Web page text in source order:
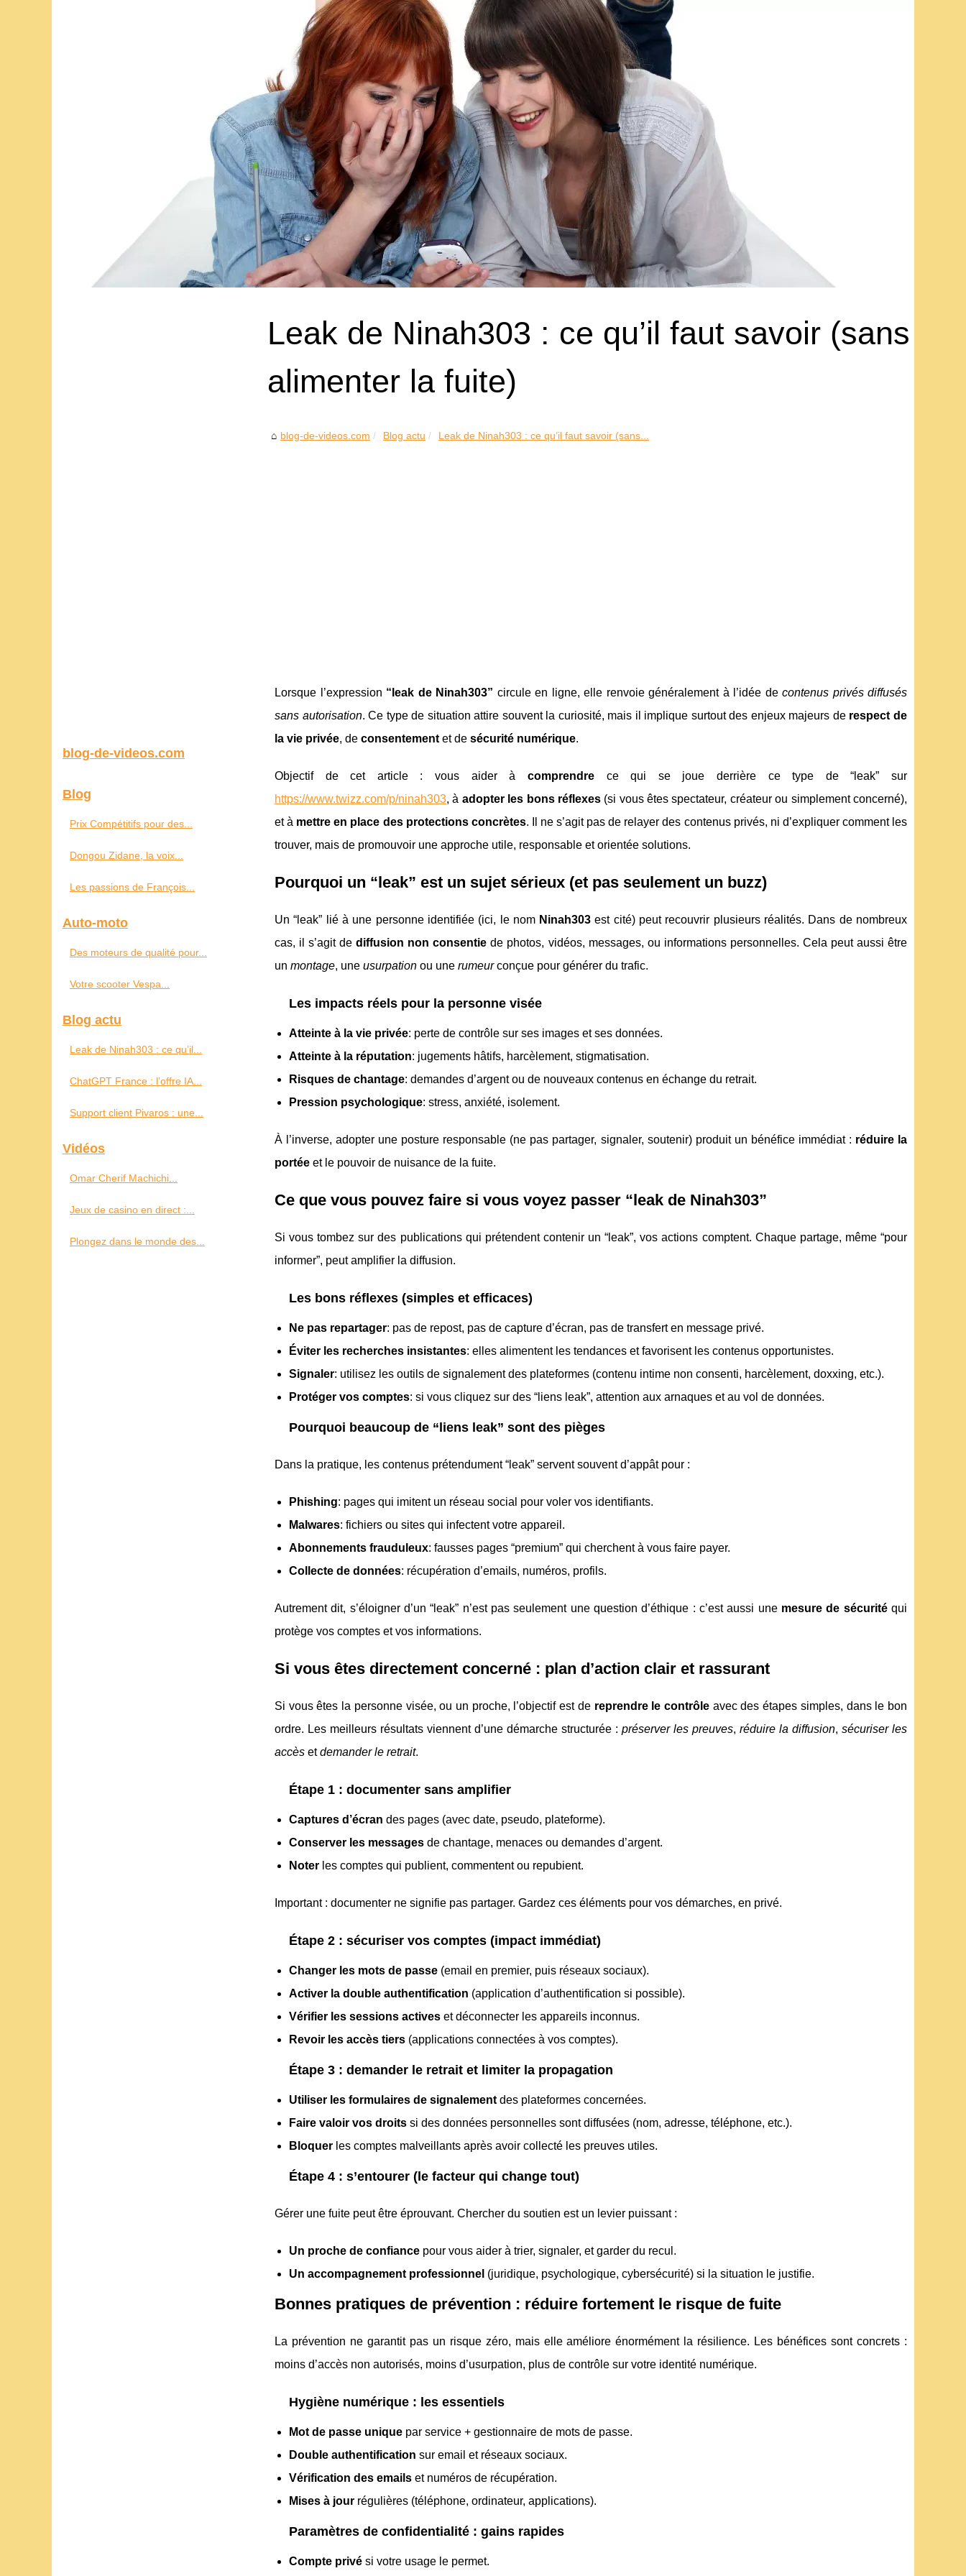
Leak de Ninah303 : ce qu’il faut savoir (sans
alimenter la fuite)
blog-de-videos.com Blog actu Leak de Ninah303 : ce qu’il faut savoir (sans...
Lorsque l’expression “leak de Ninah303” circule en ligne, elle renvoie généralement à l’idée de contenus privés diffusés
sans autorisation. Ce type de situation attire souvent la curiosité, mais il implique surtout des enjeux majeurs de respect de
la vie privée, de consentement et de sécurité numérique.
Objectif de cet article : vous aider à comprendrece qui se joue derrière ce type de “leak” sur
https://www.twizz.com/p/ninah303, à adopter les bons réflexes(si vous êtes spectateur, créateur ou simplement concerné),
et à mettre en place des protections concrètes. Il ne s’agit pas de relayer des contenus privés, ni d’expliquer comment les
trouver, mais de promouvoir une approche utile, responsable et orientée solutions.
Pourquoi un “leak” est un sujet sérieux (et pas seulement un buzz)
Un “leak” lié à une personne identifiée (ici, le nom Ninah303 est cité) peut recouvrir plusieurs réalités. Dans de nombreux
cas, il s’agit dediffusion non consentie de photos, vidéos, messages, ou informations personnelles. Cela peut aussi être
un montage, une usurpation ou une rumeurconçue pour générer du trafic.
Les impacts réels pour la personne visée
Atteinte à la vie privée: perte de contrôle sur ses images et ses données.
Atteinte à la réputation: jugements hâtifs, harcèlement, stigmatisation.
Risques de chantage: demandes d’argent ou de nouveaux contenus en échange du retrait.
Pression psychologique: stress, anxiété, isolement.
À l’inverse, adopter une posture responsable (ne pas partager, signaler, soutenir) produit un bénéfice immédiat : réduire la
portée et le pouvoir de nuisance de la fuite.
Ce que vous pouvez faire si vous voyez passer “leak de Ninah303”
Si vous tombez sur des publications qui prétendent contenir un “leak”, vos actions comptent. Chaque partage, même “pour
informer”, peut amplifier la diffusion.
Les bons réflexes (simples et efficaces)
Ne pas repartager: pas de repost, pas de capture d’écran, pas de transfert en message privé.
Éviter les recherches insistantes: elles alimentent les tendances et favorisent les contenus opportunistes.
Signaler: utilisez les outils de signalement des plateformes (contenu intime non consenti, harcèlement, doxxing, etc.).
Protéger vos comptes: si vous cliquez sur des “liens leak”, attention aux arnaques et au vol de données.
Pourquoi beaucoup de “liens leak” sont des pièges
Dans la pratique, les contenus prétendument “leak” servent souvent d’appât pour :
Phishing: pages qui imitent un réseau social pour voler vos identifiants.
Malwares: fichiers ou sites qui infectent votre appareil.
Abonnements frauduleux: fausses pages “premium” qui cherchent à vous faire payer.
Collecte de données: récupération d’emails, numéros, profils.
Autrement dit, s’éloigner d’un “leak” n’est pas seulement une question d’éthique : c’est aussi une mesure de sécuritéqui
protège vos comptes et vos informations.
Si vous êtes directement concerné : plan d’action clair et rassurant
Si vous êtes la personne visée, ou un proche, l’objectif est de reprendre le contrôle avec des étapes simples, dans le bon
ordre. Les meilleurs résultats viennent d’une démarche structurée : préserver les preuves, réduire la diffusion, sécuriser les
accès etdemander le retrait.
Étape 1 : documenter sans amplifier
Captures d’écran des pages (avec date, pseudo, plateforme).
Conserver les messages de chantage, menaces ou demandes d’argent.
Noter les comptes qui publient, commentent ou repubient.
Important : documenter ne signifie pas partager. Gardez ces éléments pour vos démarches, en privé.
Étape 2 : sécuriser vos comptes (impact immédiat)
Changer les mots de passe (email en premier, puis réseaux sociaux).
Activer la double authentification (application d’authentification si possible).
Vérifier les sessions actives et déconnecter les appareils inconnus.
Revoir les accès tiers (applications connectées à vos comptes).
Étape 3 : demander le retrait et limiter la propagation
Utiliser les formulaires de signalement des plateformes concernées.
Faire valoir vos droits si des données personnelles sont diffusées (nom, adresse, téléphone, etc.).
Bloquer les comptes malveillants après avoir collecté les preuves utiles.
Étape 4 : s’entourer (le facteur qui change tout)
Gérer une fuite peut être éprouvant. Chercher du soutien est un levier puissant :
Un proche de confiance pour vous aider à trier, signaler, et garder du recul.
Un accompagnement professionnel (juridique, psychologique, cybersécurité) si la situation le justifie.
Bonnes pratiques de prévention : réduire fortement le risque de fuite
La prévention ne garantit pas un risque zéro, mais elle améliore énormément la résilience. Les bénéfices sont concrets :
moins d’accès non autorisés, moins d’usurpation, plus de contrôle sur votre identité numérique.
Hygiène numérique : les essentiels
Mot de passe unique par service + gestionnaire de mots de passe.
Double authentification sur email et réseaux sociaux.
Vérification des emails et numéros de récupération.
Mises à jour régulières (téléphone, ordinateur, applications).
Paramètres de confidentialité : gains rapides
Compte privé si votre usage le permet.
blog-de-videos.com
Blog
Prix Compétitifs pour des...
Dongou Zidane, la voix...
Les passions de François...
Auto-moto
Des moteurs de qualité pour...
Votre scooter Vespa...
Blog actu
Leak de Ninah303 : ce qu’il...
ChatGPT France : l’offre IA...
Support client Pivaros : une...
Vidéos
Omar Cherif Machichi...
Jeux de casino en direct :...
Plongez dans le monde des...